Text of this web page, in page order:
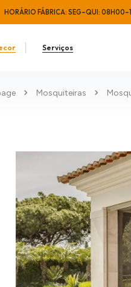
HORÁRIO FÁBRICA: SEG–QUI:
Serviços
Mosquiteiras